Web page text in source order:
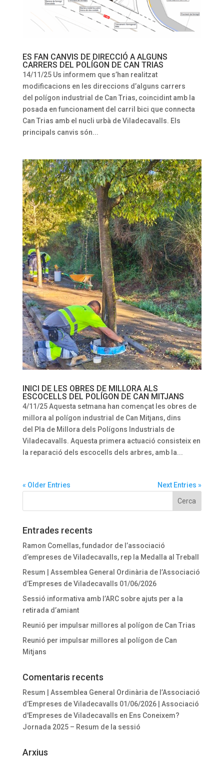
ES FAN CANVIS DE DIRECCIÓ A ALGUNS
CARRERS DEL POLÍGON DE CAN TRIAS
14/11/25 Us informem que s’han realitzat
modificacions en les direccions d’alguns carrers
del polígon industrial de Can Trias, coincidint amb la
posada en funcionament del carril bici que connecta
Can Trias amb el nucli urbà de Viladecavalls. Els
principals canvis són...
INICI DE LES OBRES DE MILLORA ALS
ESCOCELLS DEL POLÍGON DE CAN MITJANS
4/11/25 Aquesta setmana han començat les obres de
millora al polígon industrial de Can Mitjans, dins
del Pla de Millora dels Polígons Industrials de
Viladecavalls. Aquesta primera actuació consisteix en
la reparació dels escocells dels arbres, amb la...
« Older Entries Next Entries »
Entrades recents
Ramon Comellas, fundador de l’associació
d’empreses de Viladecavalls, rep la Medalla al Treball
Resum | Assemblea General Ordinària de l’Associació
d’Empreses de Viladecavalls 01/06/2026
Sessió informativa amb l’ARC sobre ajuts per a la
retirada d’amiant
Reunió per impulsar millores al polígon de Can Trias
Reunió per impulsar millores al polígon de Can
Mitjans
Comentaris recents
Resum | Assemblea General Ordinària de l’Associació
d’Empreses de Viladecavalls 01/06/2026 | Associació
d'Empreses de Viladecavalls en Ens Coneixem?
Jornada 2025 – Resum de la sessió
Arxius